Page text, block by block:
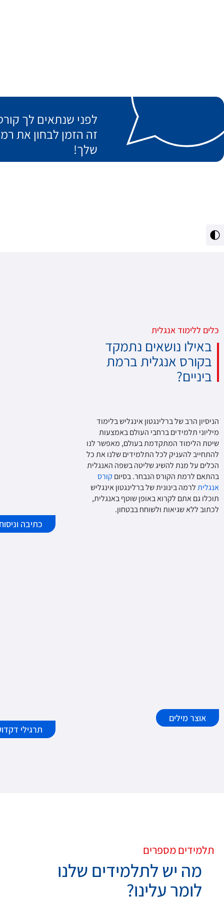
מתג
לפני שנתאים לך
זה הזמן לבחון את
שלך!
כלים ללימוד אנגלית
באילו נושאים נתמקד
בקורס אנגלית ברמת
ביניים?
הניסיון הרב של ברלינגטון אינגליש בלימוד
מיליוני תלמידים ברחבי העולם באמצעות
שיטת הלימוד המתקדמת בעולם, מאפשר לנו
להתחייב להעניק לכל התלמידים שלנו את כל
הכלים על מנת להשיג שליטה בשפה האנגלית
בהתאם לרמת הקורס הנבחר. בסיום קורס
אנגליתלרמה בינונית של ברלינגטון אינגליש
תוכלו גם אתם לקרוא באופן שוטף באנגלית,
לכתוב ללא שגיאות ולשוחח בבטחון.
אוצר מילים
כתיבה וניסוח
תרגילי
תלמידים מספרים
מה יש לתלמידים שלנו
לומר עלינו?